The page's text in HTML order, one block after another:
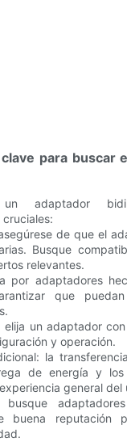
para buscar
adaptador
de que el
Busque
relevantes.
por adaptadores
que
elija un adaptador
y operación.
la
de energía y los
general del
busque
buena reputación